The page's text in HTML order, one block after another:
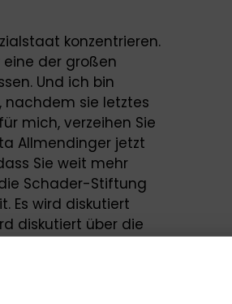
konzentrieren.
der großen
Und ich bin
nachdem sie letztes
mich, verzeihen Sie
Allmendinger jetzt
Sie weit mehr
Schader-Stiftung
Es wird diskutiert
diskutiert über die
zu sehen,